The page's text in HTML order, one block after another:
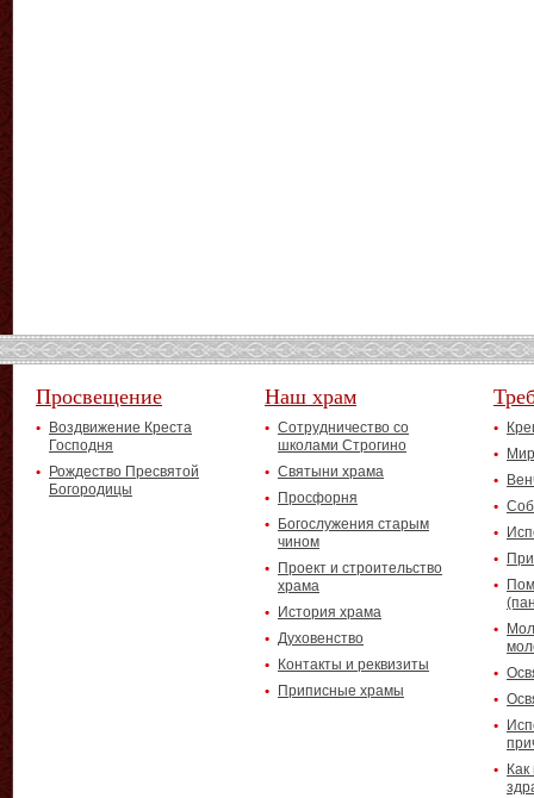
Просвещение
Воздвижение Креста
Господня
Рождество Пресвятой
Богородицы
Наш храм
Сотрудничество со
школами Строгино
Святыни храма
Просфорня
Богослужения старым
чином
Проект и строительство
храма
История храма
Духовенство
Контакты и реквизиты
Приписные храмы